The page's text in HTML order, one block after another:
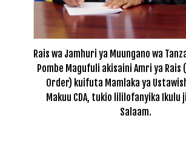
Rais wa Jamhuri ya Muungano wa
Pombe Magufuli akisaini Amri ya Rais
Order) kuifuta Mamlaka ya
Makuu CDA, tukio lililofanyika Ikulu
Salaam.